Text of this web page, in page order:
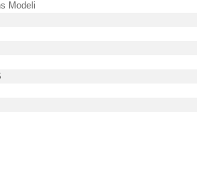
Modeli